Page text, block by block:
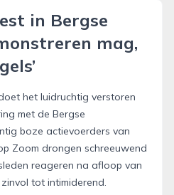
in Bergse
mag,
het luidruchtig verstoren
met de Bergse
boze actievoerders van
Zoom drongen schreeuwend
reageren na afloop van
tot intimiderend.